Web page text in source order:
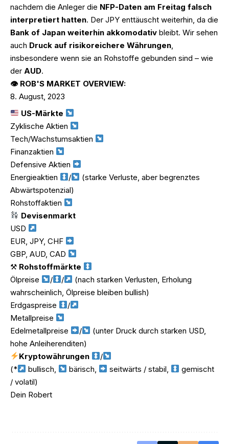
nachdem die Anleger die NFP-Daten am Freitag falsch
interpretiert hatten. Der JPY enttäuscht weiterhin, da die
Bank of Japan weiterhin akkomodativ bleibt. Wir sehen
auch Druck auf risikoreichere Währungen,
insbesondere wenn sie an Rohstoffe gebunden sind – wie
der AUD.
👁 ROB'S MARKET OVERVIEW:
August, 2023
US-Märkte
Zyklische Aktien
Tech/Wachstumsaktien
Finanzaktien
Defensive Aktien
Energieaktien
/
(starke Verluste, aber begrenztes
Abwärtspotenzial)
Rohstoffaktien
Devisenmarkt
USD
EUR, JPY, CHF
GBP, AUD, CAD
⚒ Rohstoffmärkte
Ölpreise
/ /
(nach starken Verlusten, Erholung
wahrscheinlich, Ölpreise bleiben bullish)
Erdgaspreise
/
Metallpreise
Edelmetallpreise
/
(unter Druck durch starken USD,
hohe Anleiherenditen)
Kryptowährungen
/
(*
bullisch, bärisch, seitwärts / stabil,
gemischt
/ volatil)
Dein Robert